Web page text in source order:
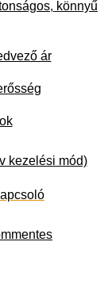
könnyű
ár
kezelési mód)